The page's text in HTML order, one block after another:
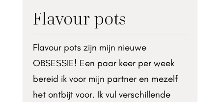
Flavour pots
Flavour pots zijn mijn nieuwe
OBSESSIE! Een paar keer per week
bereid ik voor mijn partner en mezelf
het ontbijt voor. Ik vul verschillende